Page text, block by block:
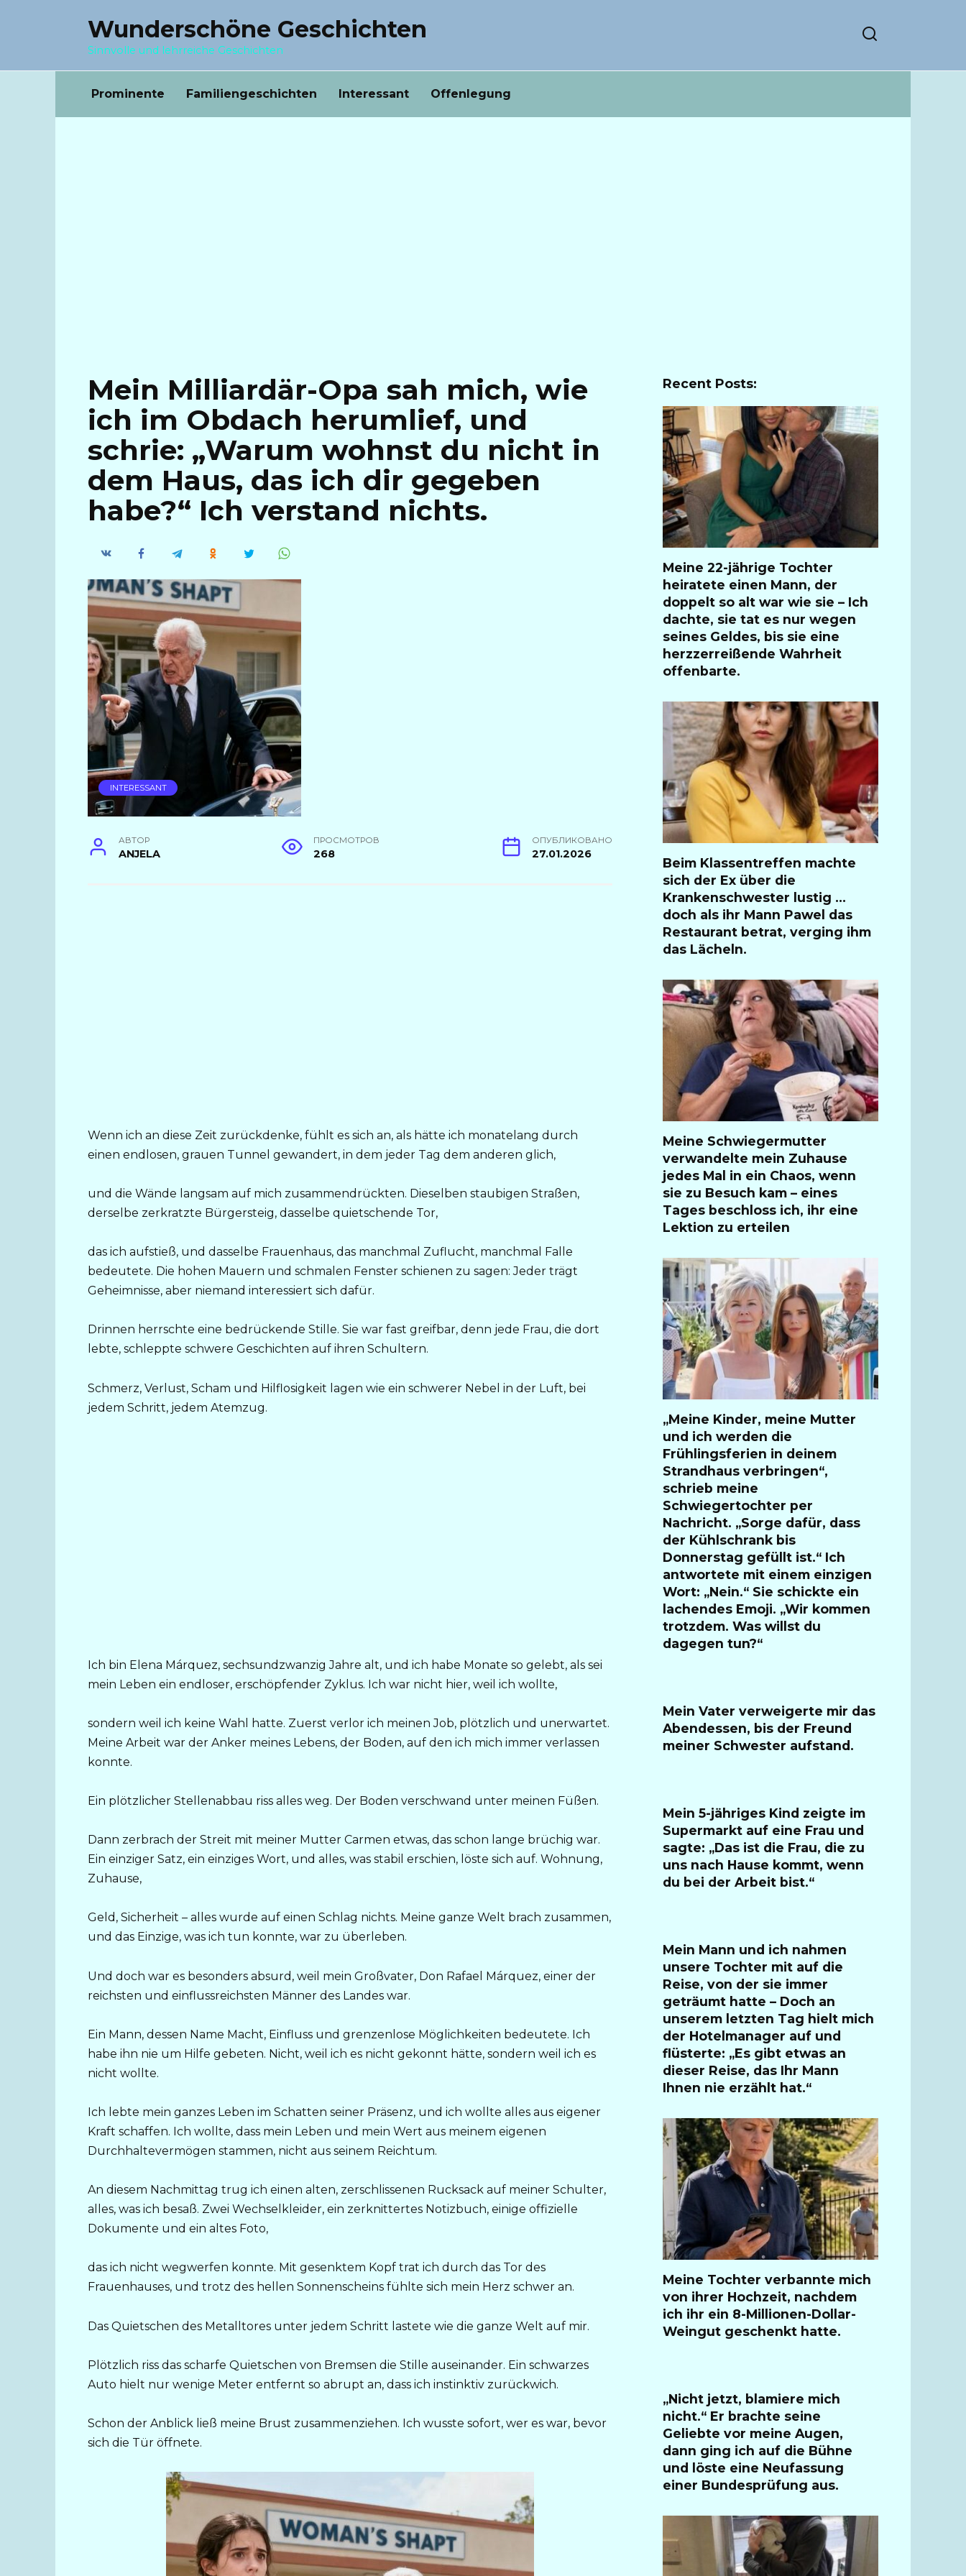
Wunderschöne Geschichten
Sinnvolle und lehrreiche Geschichten
Prominente Familiengeschichten Interessant Offenlegung
Mein Milliardär-Opa sah mich, wie
ich im Obdach herumlief, und
schrie: „Warum wohnst du nicht in
dem Haus, das ich dir gegeben
habe?“ Ich verstand nichts.
INTERESSANT
АВТОР
ANJELA
ПРОСМОТРОВ
268
ОПУБЛИКОВАНО
27.01.2026
Wenn ich an diese Zeit zurückdenke, fühlt es sich an, als hätte ich monatelang durch
einen endlosen, grauen Tunnel gewandert, in dem jeder Tag dem anderen glich,
und die Wände langsam auf mich zusammendrückten. Dieselben staubigen Straßen,
derselbe zerkratzte Bürgersteig, dasselbe quietschende Tor,
das ich aufstieß, und dasselbe Frauenhaus, das manchmal Zuflucht, manchmal Falle
bedeutete. Die hohen Mauern und schmalen Fenster schienen zu sagen: Jeder trägt
Geheimnisse, aber niemand interessiert sich dafür.
Drinnen herrschte eine bedrückende Stille. Sie war fast greifbar, denn jede Frau, die dort
lebte, schleppte schwere Geschichten auf ihren Schultern.
Schmerz, Verlust, Scham und Hilflosigkeit lagen wie ein schwerer Nebel in der Luft, bei
jedem Schritt, jedem Atemzug.
Ich bin Elena Márquez, sechsundzwanzig Jahre alt, und ich habe Monate so gelebt, als sei
mein Leben ein endloser, erschöpfender Zyklus. Ich war nicht hier, weil ich wollte,
sondern weil ich keine Wahl hatte. Zuerst verlor ich meinen Job, plötzlich und unerwartet.
Meine Arbeit war der Anker meines Lebens, der Boden, auf den ich mich immer verlassen
konnte.
Ein plötzlicher Stellenabbau riss alles weg. Der Boden verschwand unter meinen Füßen.
Dann zerbrach der Streit mit meiner Mutter Carmen etwas, das schon lange brüchig war.
Ein einziger Satz, ein einziges Wort, und alles, was stabil erschien, löste sich auf. Wohnung,
Zuhause,
Geld, Sicherheit – alles wurde auf einen Schlag nichts. Meine ganze Welt brach zusammen,
und das Einzige, was ich tun konnte, war zu überleben.
Und doch war es besonders absurd, weil mein Großvater, Don Rafael Márquez, einer der
reichsten und einflussreichsten Männer des Landes war.
Ein Mann, dessen Name Macht, Einfluss und grenzenlose Möglichkeiten bedeutete. Ich
habe ihn nie um Hilfe gebeten. Nicht, weil ich es nicht gekonnt hätte, sondern weil ich es
nicht wollte.
Ich lebte mein ganzes Leben im Schatten seiner Präsenz, und ich wollte alles aus eigener
Kraft schaffen. Ich wollte, dass mein Leben und mein Wert aus meinem eigenen
Durchhaltevermögen stammen, nicht aus seinem Reichtum.
An diesem Nachmittag trug ich einen alten, zerschlissenen Rucksack auf meiner Schulter,
alles, was ich besaß. Zwei Wechselkleider, ein zerknittertes Notizbuch, einige offizielle
Dokumente und ein altes Foto,
das ich nicht wegwerfen konnte. Mit gesenktem Kopf trat ich durch das Tor des
Frauenhauses, und trotz des hellen Sonnenscheins fühlte sich mein Herz schwer an.
Das Quietschen des Metalltores unter jedem Schritt lastete wie die ganze Welt auf mir.
Plötzlich riss das scharfe Quietschen von Bremsen die Stille auseinander. Ein schwarzes
Auto hielt nur wenige Meter entfernt so abrupt an, dass ich instinktiv zurückwich.
Schon der Anblick ließ meine Brust zusammenziehen. Ich wusste sofort, wer es war, bevor
sich die Tür öffnete.
Recent Posts:
Meine 22-jährige Tochter
heiratete einen Mann, der
doppelt so alt war wie sie – Ich
dachte, sie tat es nur wegen
seines Geldes, bis sie eine
herzzerreißende Wahrheit
offenbarte.
Beim Klassentreffen machte
sich der Ex über die
Krankenschwester lustig …
doch als ihr Mann Pawel das
Restaurant betrat, verging ihm
das Lächeln.
Meine Schwiegermutter
verwandelte mein Zuhause
jedes Mal in ein Chaos, wenn
sie zu Besuch kam – eines
Tages beschloss ich, ihr eine
Lektion zu erteilen
„Meine Kinder, meine Mutter
und ich werden die
Frühlingsferien in deinem
Strandhaus verbringen“,
schrieb meine
Schwiegertochter per
Nachricht. „Sorge dafür, dass
der Kühlschrank bis
Donnerstag gefüllt ist.“ Ich
antwortete mit einem einzigen
Wort: „Nein.“ Sie schickte ein
lachendes Emoji. „Wir kommen
trotzdem. Was willst du
dagegen tun?“
Mein Vater verweigerte mir das
Abendessen, bis der Freund
meiner Schwester aufstand.
Mein 5-jähriges Kind zeigte im
Supermarkt auf eine Frau und
sagte: „Das ist die Frau, die zu
uns nach Hause kommt, wenn
du bei der Arbeit bist.“
Mein Mann und ich nahmen
unsere Tochter mit auf die
Reise, von der sie immer
geträumt hatte – Doch an
unserem letzten Tag hielt mich
der Hotelmanager auf und
flüsterte: „Es gibt etwas an
dieser Reise, das Ihr Mann
Ihnen nie erzählt hat.“
Meine Tochter verbannte mich
von ihrer Hochzeit, nachdem
ich ihr ein 8-Millionen-Dollar-
Weingut geschenkt hatte.
„Nicht jetzt, blamiere mich
nicht.“ Er brachte seine
Geliebte vor meine Augen,
dann ging ich auf die Bühne
und löste eine Neufassung
einer Bundesprüfung aus.